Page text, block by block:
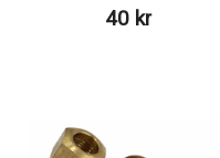
40 kr